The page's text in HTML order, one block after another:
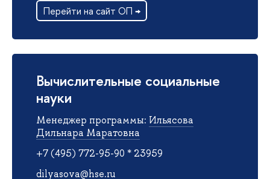
Перейти на сайт ОП →
Вычислительные социальные
науки
Менеджер программы: Ильясова
Дильнара Маратовна
+7 (495) 772-95-90 * 23959
dilyasova@hse.ru